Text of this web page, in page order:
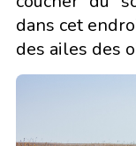
dans cet
des ailes des